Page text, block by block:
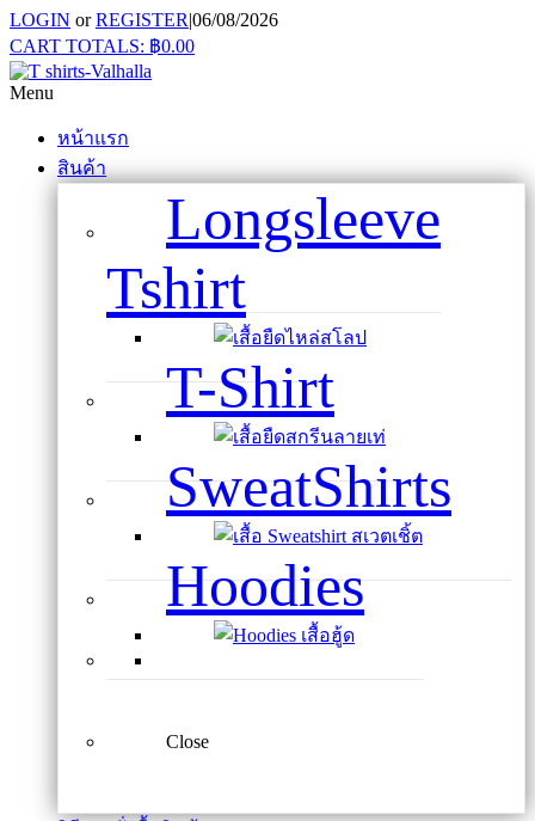
LOGIN orREGISTER|06/08/2026
CART TOTALS: ฿0.00
Menu
หน้าแรก
สินค้า
Longsleeve
Tshirt
T-Shirt
SweatShirts
Hoodies
Close